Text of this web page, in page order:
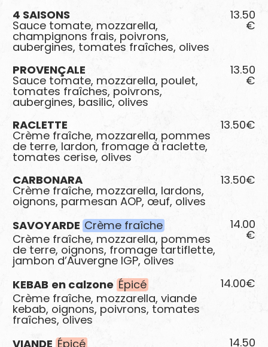
4 SAISONS
Sauce tomate, mozzarella,
champignons frais, poivrons,
aubergines, tomates fraîches, olives
13.50
€
PROVENÇALE
Sauce tomate, mozzarella, poulet,
tomates fraîches, poivrons,
aubergines, basilic, olives
13.50
€
RACLETTE
Crème fraîche, mozzarella, pommes
de terre, lardon, fromage à raclette,
tomates cerise, olives
13.50€
CARBONARA
Crème fraîche, mozzarella, lardons,
oignons, parmesan AOP, œuf, olives
13.50€
SAVOYARDE Crème fraîche
Crème fraîche, mozzarella, pommes
de terre, oignons, fromage tartiflette,
jambon d’Auvergne IGP, olives
14.00
€
KEBAB en calzone Épicé
Crème fraîche, mozzarella, viande
kebab, oignons, poivrons, tomates
fraîches, olives
14.00€
VIANDE Épicé 14.50